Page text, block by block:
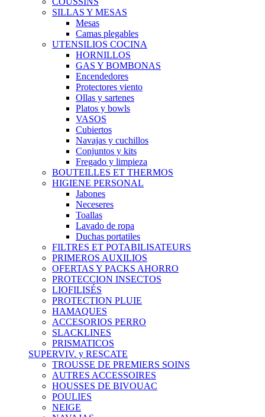
SILLAS Y MESAS
Mesas
Camas plegables
UTENSILIOS COCINA
HORNILLOS
GAS Y BOMBONAS
Encendedores
Protectores viento
Ollas y sartenes
Platos y bowls
VASOS
Cubiertos
Navajas y cuchillos
Conjuntos y kits
Fregado y limpieza
BOUTEILLES ET THERMOS
HIGIENE PERSONAL
Jabones
Neceseres
Toallas
Lavado de ropa
Duchas portatiles
FILTRES ET POTABILISATEURS
PRIMEROS AUXILIOS
OFERTAS Y PACKS AHORRO
PROTECCION INSECTOS
LIOFILISÉS
PROTECTION PLUIE
HAMAQUES
ACCESORIOS PERRO
SLACKLINES
PRISMATICOS
SUPERVIV. y RESCATE
TROUSSE DE PREMIERS SOINS
AUTRES ACCESSOIRES
HOUSSES DE BIVOUAC
POULIES
NEIGE